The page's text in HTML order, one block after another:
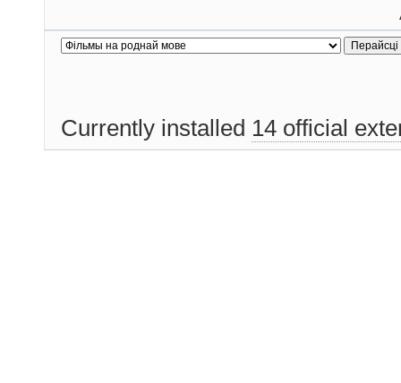
Currently installed 14 official